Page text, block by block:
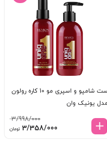
ست شامپو و اسپری مو 10 کاره رولون
مدل یونیک وان
3/998/000
قیمت
3/358/000 تومان